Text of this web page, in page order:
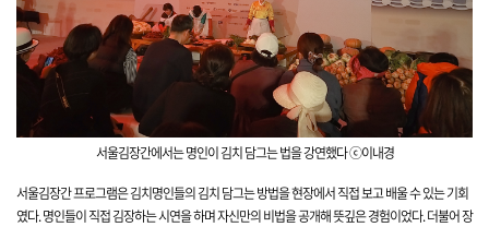
서울김장간에서는 명인이 김치 담그는 법을 강연했다 ⓒ이내경
서울김장간 프로그램은김치명인들의 김치 담그는 방법을 현장에서 직접 보고 배울 수 있는 기회
였다. 명인들이 직접 김장하는 시연을 하며 자신만의 비법을 공개해 뜻깊은 경험이었다. 더불어 장